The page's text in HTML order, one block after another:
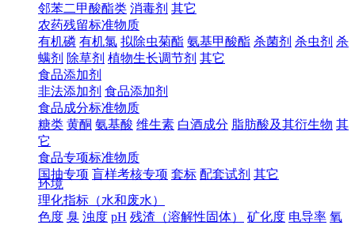
邻苯二甲酸酯类 消毒剂 其它
农药残留标准物质
有机磷 有机氯 拟除虫菊酯 氨基甲酸酯 杀菌剂 杀虫剂 杀
螨剂 除草剂 植物生长调节剂 其它
食品添加剂
非法添加剂 食品添加剂
食品成分标准物质
糖类 黄酮 氨基酸 维生素 白酒成分 脂肪酸及其衍生物 其
它
食品专项标准物质
国抽专项 盲样考核专项 套标 配套试剂 其它
环境
理化指标（水和废水）
色度 臭 浊度 pH 残渣（溶解性固体） 矿化度 电导率 氧